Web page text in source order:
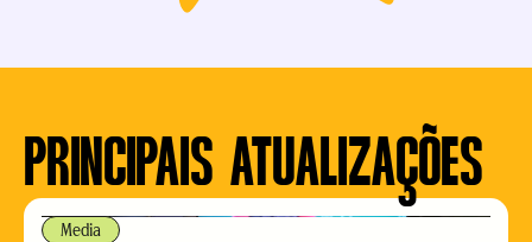
PRINCIPAIS ATUALIZAÇÕES
Media